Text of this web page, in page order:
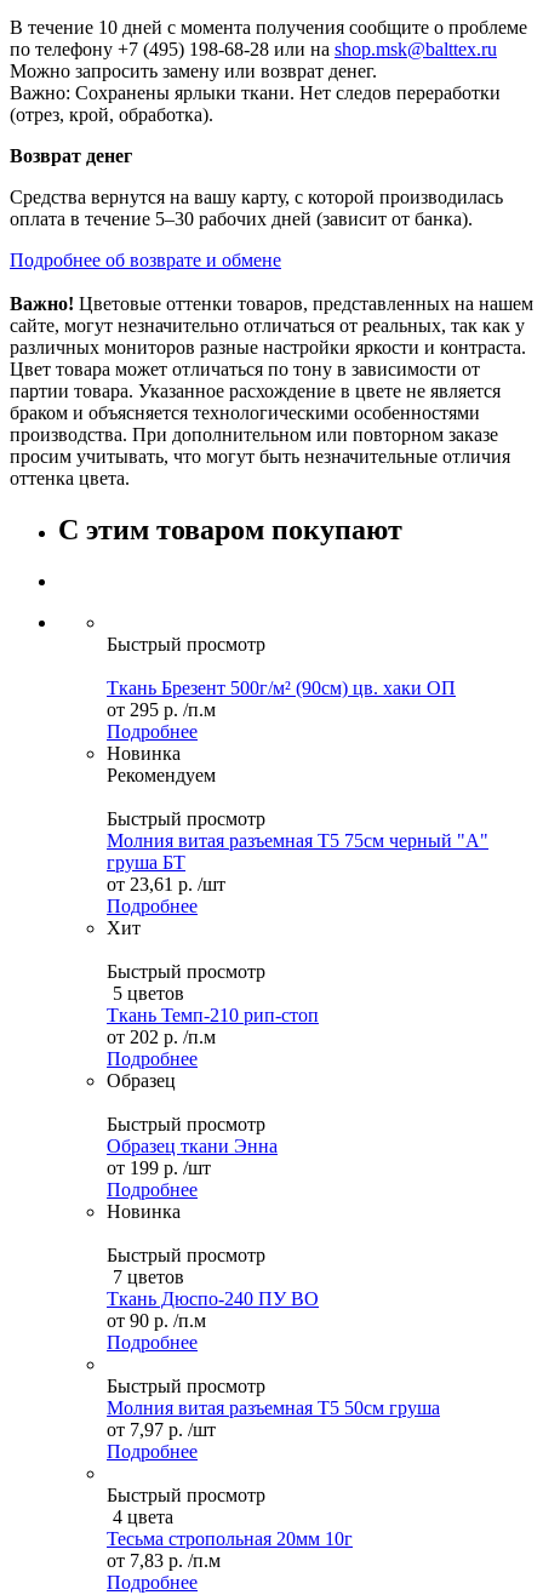
В течение 10 дней с момента получения сообщите о проблеме
по телефону +7 (495) 198-68-28 или на shop.msk@balttex.ru
Можно запросить замену или возврат денег.
Важно: Сохранены ярлыки ткани. Нет следов переработки
(отрез, крой, обработка).
Возврат денег
Средства вернутся на вашу карту, с которой производилась
оплата в течение 5–30 рабочих дней (зависит от банка).
Подробнее об возврате и обмене
Важно! Цветовые оттенки товаров, представленных на нашем
сайте, могут незначительно отличаться от реальных, так как у
различных мониторов разные настройки яркости и контраста.
Цвет товара может отличаться по тону в зависимости от
партии товара. Указанное расхождение в цвете не является
браком и объясняется технологическими особенностями
производства. При дополнительном или повторном заказе
просим учитывать, что могут быть незначительные отличия
оттенка цвета.
С этим товаром покупают
Быстрый просмотр
Ткань Брезент 500г/м² (90см) цв. хаки ОП
от 295 р. /п.м
Подробнее
Новинка
Рекомендуем
Быстрый просмотр
Молния витая разъемная Т5 75см черный "А"
груша БТ
от 23,61 р. /шт
Подробнее
Хит
Быстрый просмотр
5 цветов
Ткань Темп-210 рип-стоп
от 202 р. /п.м
Подробнее
Образец
Быстрый просмотр
Образец ткани Энна
от 199 р. /шт
Подробнее
Новинка
Быстрый просмотр
7 цветов
Ткань Дюспо-240 ПУ ВО
от 90 р. /п.м
Подробнее
Быстрый просмотр
Молния витая разъемная Т5 50см груша
от 7,97 р. /шт
Подробнее
Быстрый просмотр
4 цвета
Тесьма стропольная 20мм 10г
от 7,83 р. /п.м
Подробнее